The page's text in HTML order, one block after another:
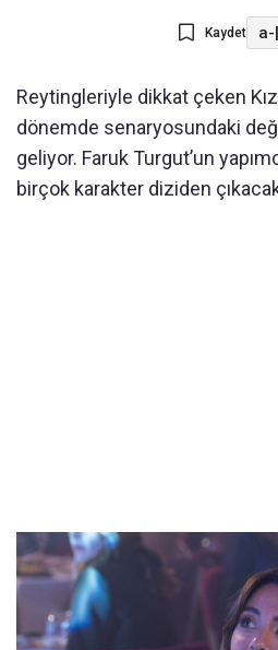
Kaydet a-|
Reytingleriyle dikkat çeken
dönemde senaryosundaki
geliyor. Faruk Turgut’un
birçok karakter diziden